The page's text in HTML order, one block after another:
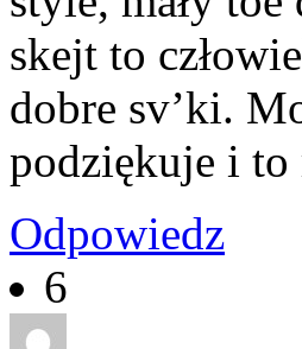
skejt to
dobre sv’ki.
podziękuje i to
Odpowiedz
6